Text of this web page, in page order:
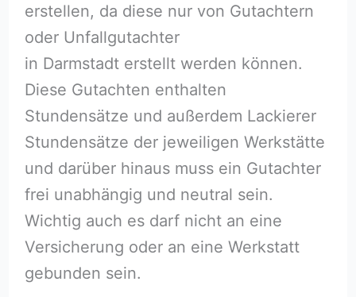
erstellen, da diese nur von Gutachtern
oder Unfallgutachter
in Darmstadt erstellt werden können.
Diese Gutachten enthalten
Stundensätze und außerdem Lackierer
Stundensätze der jeweiligen Werkstätte
und darüber hinaus muss ein Gutachter
frei unabhängig und neutral sein.
Wichtig auch es darf nicht an eine
Versicherung oder an eine Werkstatt
gebunden sein.